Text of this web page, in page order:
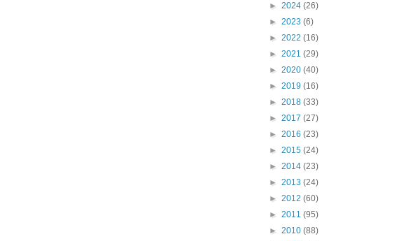
► 2024 (26)
► 2023 (6)
► 2022 (16)
► 2021 (29)
► 2020 (40)
► 2019 (16)
► 2018 (33)
► 2017 (27)
► 2016 (23)
► 2015 (24)
► 2014 (23)
► 2013 (24)
► 2012 (60)
► 2011 (95)
► 2010 (88)